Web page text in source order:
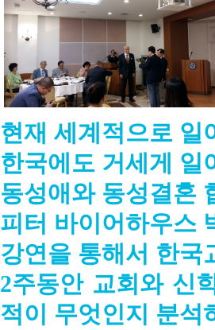
현재 세계적으로 일
한국에도 거세게 일
동성애와 동성결혼
피터 바이어하우스
강연을 통해서 한국
2주동안 교회와 신
적이 무엇인지 분석